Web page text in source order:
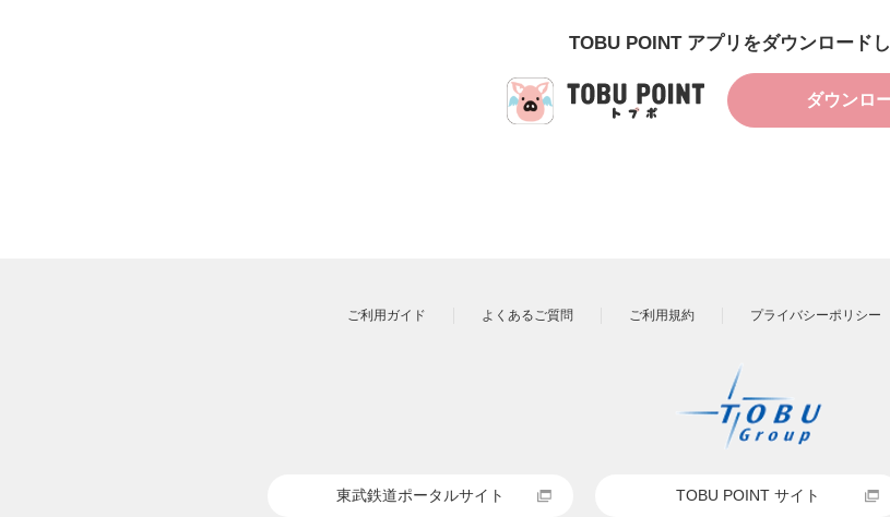
TOBU POINT アプリをダウンロード
ダウンロ
ご利用ガイド よくあるご質問 ご利用規約 プライバシーポリシー
東武鉄道ポータルサイト TOBU POINT サイト